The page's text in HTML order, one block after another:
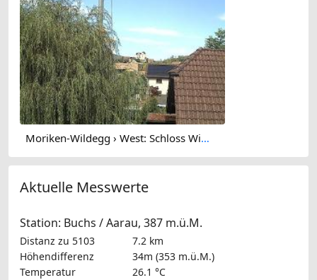
Moriken-Wildegg › West: Schloss Wildegg - Museum Aargau
Aktuelle Messwerte
Station: Buchs / Aarau, 387 m.ü.M.
Distanz zu 5103
7.2 km
Höhendifferenz
34m (353 m.ü.M.)
Temperatur
26.1 °C